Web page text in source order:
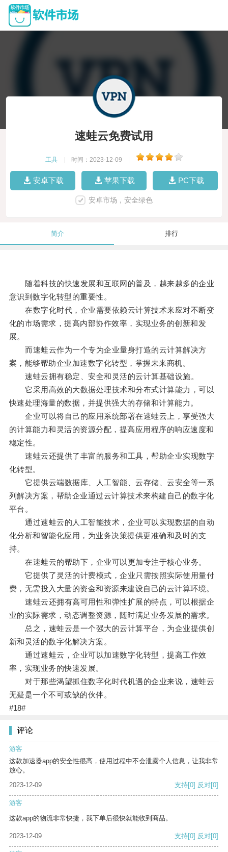
速蛙云免费试用
工具 时间：2023-12-09
安卓下载 苹果下载 PC下载
安卓市场，安全绿色
简介 排行
随着科技的快速发展和互联网的普及，越来越多的企业
意识到数字化转型的重要性。
在数字化时代，企业需要依赖云计算技术来应对不断变
化的市场需求，提高内部协作效率，实现业务的创新和发
展。
而速蛙云作为一个专为企业量身打造的云计算解决方
案，能够帮助企业加速数字化转型，掌握未来商机。
速蛙云拥有稳定、安全和灵活的云计算基础设施。
它采用高效的大数据处理技术和分布式计算能力，可以
快速处理海量的数据，并提供强大的存储和计算能力。
企业可以将自己的应用系统部署在速蛙云上，享受强大
的计算能力和灵活的资源分配，提高应用程序的响应速度和
稳定性。
速蛙云还提供了丰富的服务和工具，帮助企业实现数字
化转型。
它提供云端数据库、人工智能、云存储、云安全等一系
列解决方案，帮助企业通过云计算技术来构建自己的数字化
平台。
通过速蛙云的人工智能技术，企业可以实现数据的自动
化分析和智能化应用，为业务决策提供更准确和及时的支
持。
在速蛙云的帮助下，企业可以更加专注于核心业务。
它提供了灵活的计费模式，企业只需按照实际使用量付
费，无需投入大量的资金和资源来建设自己的云计算环境。
速蛙云还拥有高可用性和弹性扩展的特点，可以根据企
业的实际需求，动态调整资源，随时满足业务发展的需求。
总之，速蛙云是一个强大的云计算平台，为企业提供创
新和灵活的数字化解决方案。
通过速蛙云，企业可以加速数字化转型，提高工作效
率，实现业务的快速发展。
对于那些渴望抓住数字化时代机遇的企业来说，速蛙云
无疑是一个不可或缺的伙伴。
#18#
评论
游客
这款加速器app的安全性很高，使用过程中不会泄露个人信息，让我非常
放心。
2023-12-09
支持[0] 反对[0]
游客
这款app的物流非常快捷，我下单后很快就能收到商品。
2023-12-09 支持[0] 反对[0]